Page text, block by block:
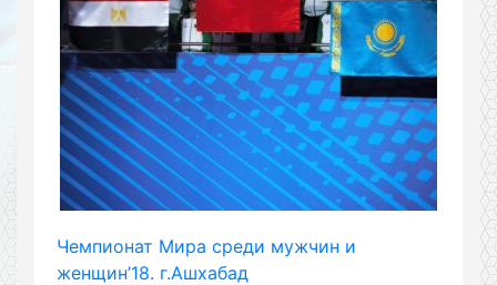
Чемпионат Мира среди мужчин и
женщин’18. г.Ашхабад